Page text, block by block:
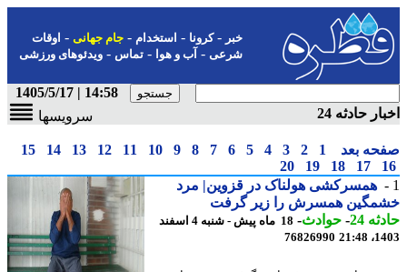
-کرونا-استخدام- جام جهانی-اوقات
شرعی-آب و هوا-تماس-ویدئوهای ورزشی
14:58 | 1405/5/17
حادثه 24
سرویسها
بعد 1
2
3
4
5
6
7
8
9
10
11
12
13
14
15
17
18
19
20
همسرکشی هولناک در قزوین| مرد
همسرش را زیر گرفت
24
-حوادث -
18 ماه پیش - شنبه 4 اسفند
76826990